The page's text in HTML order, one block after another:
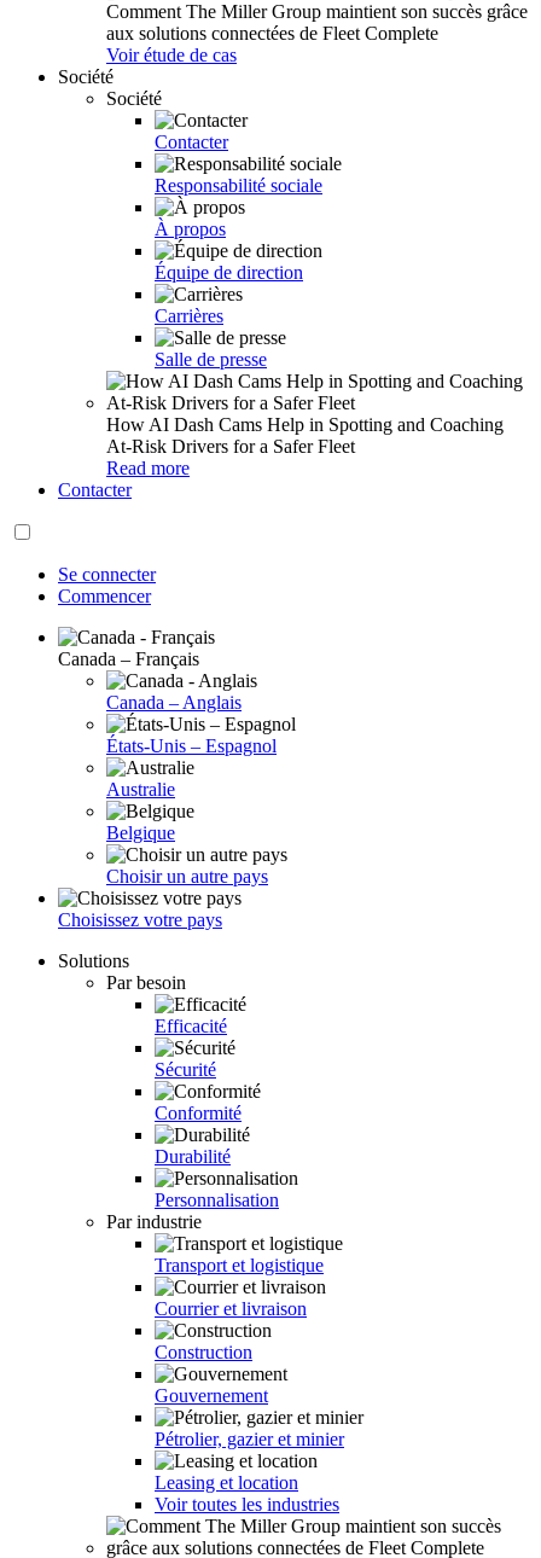
Comment The Miller Group maintient son succès grâce
aux solutions connectées de Fleet Complete
Voir étude de cas
Société
Société
Contacter
Responsabilité sociale
À propos
Équipe de direction
Carrières
Salle de presse
How AI Dash Cams Help in Spotting and Coaching
At-Risk Drivers for a Safer Fleet
Read more
Contacter
Se connecter
Commencer
Canada – Français
Canada – Anglais
États-Unis – Espagnol
Australie
Belgique
Choisir un autre pays
Choisissez votre pays
Solutions
Par besoin
Efficacité
Sécurité
Conformité
Durabilité
Personnalisation
Par industrie
Transport et logistique
Courrier et livraison
Construction
Gouvernement
Pétrolier, gazier et minier
Leasing et location
Voir toutes les industries